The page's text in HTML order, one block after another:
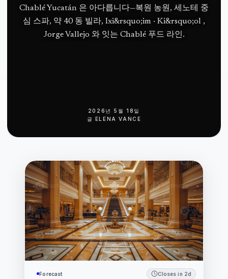
Chablé Yucatán 은 아다릅니다—복원 농원, 세노테 중
심 스파, 약 40 동 빌라, Ixi&rsquo;im · Ki&rsquo;ol ,
Jorge Vallejo 와 잇는 Chablé 푸드 라인.
2026년 5월 18일
글 ELENA VANCE
Forecast Closes in 2d